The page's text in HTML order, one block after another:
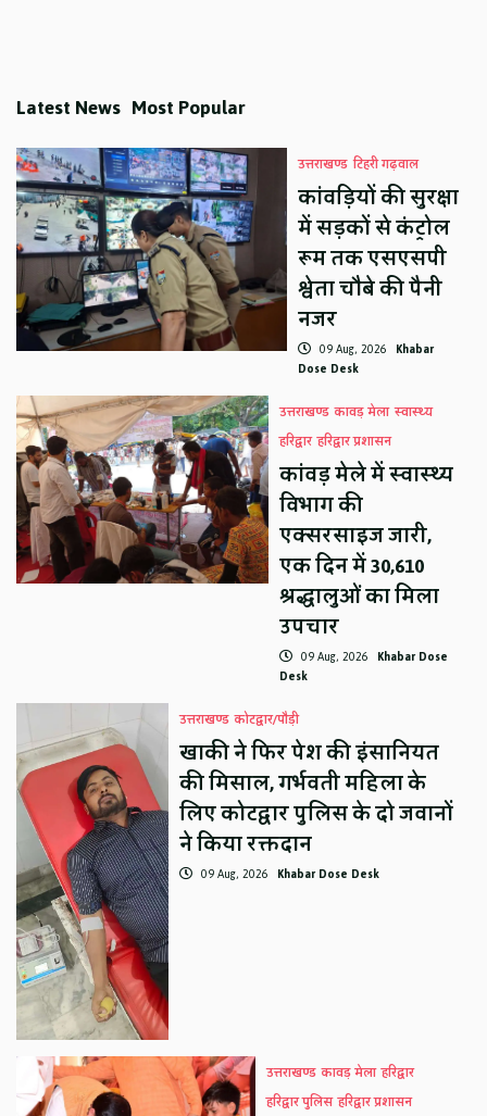
Latest News Most Popular
उत्तराखण्ड टिहरी गढ़वाल
कांवड़ियों की सुरक्षा
में सड़कों से कंट्रोल
रूम तक एसएसपी
श्वेता चौबे की पैनी
नजर
09 Aug, 2026 Khabar
Dose Desk
उत्तराखण्ड कावड़ मेला स्वास्थ्य
हरिद्वार हरिद्वार प्रशासन
कांवड़ मेले में स्वास्थ्य
विभाग की
एक्सरसाइज जारी,
एक दिन में 30,610
श्रद्धालुओं का मिला
उपचार
09 Aug, 2026 Khabar Dose
Desk
उत्तराखण्ड कोटद्वार/पौड़ी
खाकी ने फिर पेश की इंसानियत
की मिसाल, गर्भवती महिला के
लिए कोटद्वार पुलिस के दो जवानों
ने किया रक्तदान
09 Aug, 2026 Khabar Dose Desk
उत्तराखण्ड कावड़ मेला हरिद्वार
हरिद्वार पुलिस हरिद्वार प्रशासन